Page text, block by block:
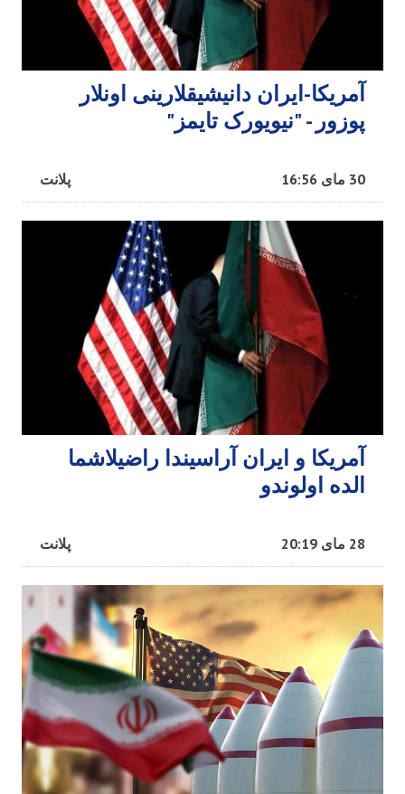
آمریکا-ایران دانیشیقلارینی اونلار
پوزور - "نیویورک تایمز"
پلانت 30 مای 16:56
آمریکا و ایران آراسیندا راضیلاشما
الده اولوندو
پلانت 28 مای 20:19